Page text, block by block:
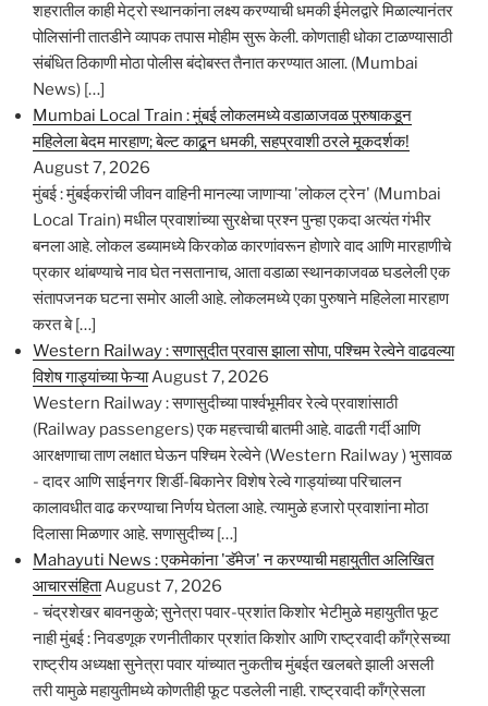
शहरातील काही मेट्रो स्थानकांना लक्ष्य करण्याची धमकी ईमेलद्वारे मिळाल्यानंतर
पोलिसांनी तातडीने व्यापक तपास मोहीम सुरू केली. कोणताही धोका टाळण्यासाठी
संबंधित ठिकाणी मोठा पोलीस बंदोबस्त तैनात करण्यात आला. (Mumbai
News) […]
Mumbai Local Train : मुंबई लोकलमध्ये वडाळाजवळ पुरुषाकडून
महिलेला बेदम मारहाण; बेल्ट काढून धमकी, सहप्रवाशी ठरले मूकदर्शक!
August 7, 2026
मुंबई : मुंबईकरांची जीवन वाहिनी मानल्या जाणाऱ्या 'लोकल ट्रेन' (Mumbai
Local Train) मधील प्रवाशांच्या सुरक्षेचा प्रश्न पुन्हा एकदा अत्यंत गंभीर
बनला आहे. लोकल डब्यामध्ये किरकोळ कारणांवरून होणारे वाद आणि मारहाणीचे
प्रकार थांबण्याचे नाव घेत नसतानाच, आता वडाळा स्थानकाजवळ घडलेली एक
संतापजनक घटना समोर आली आहे. लोकलमध्ये एका पुरुषाने महिलेला मारहाण
करत बे […]
Western Railway : सणासुदीत प्रवास झाला सोपा, पश्चिम रेल्वेने वाढवल्या
विशेष गाड्यांच्या फेऱ्याAugust 7, 2026
Western Railway : सणासुदीच्या पार्श्वभूमीवर रेल्वे प्रवाशांसाठी
(Railway passengers) एक महत्त्वाची बातमी आहे. वाढती गर्दी आणि
आरक्षणाचा ताण लक्षात घेऊन पश्चिम रेल्वेने (Western Railway ) भुसावळ
- दादर आणि साईनगर शिर्डी-बिकानेर विशेष रेल्वे गाड्यांच्या परिचालन
कालावधीत वाढ करण्याचा निर्णय घेतला आहे. त्यामुळे हजारो प्रवाशांना मोठा
दिलासा मिळणार आहे. सणासुदीच्य […]
Mahayuti News : एकमेकांना 'डॅमेज' न करण्याची महायुतीत अलिखित
आचारसंहिताAugust 7, 2026
- चंद्रशेखर बावनकुळे; सुनेत्रा पवार-प्रशांत किशोर भेटीमुळे महायुतीत फूट
नाही मुंबई : निवडणूक रणनीतीकार प्रशांत किशोर आणि राष्ट्रवादी काँग्रेसच्या
राष्ट्रीय अध्यक्षा सुनेत्रा पवार यांच्यात नुकतीच मुंबईत खलबते झाली असली
तरी यामुळे महायुतीमध्ये कोणतीही फूट पडलेली नाही. राष्ट्रवादी काँग्रेसला